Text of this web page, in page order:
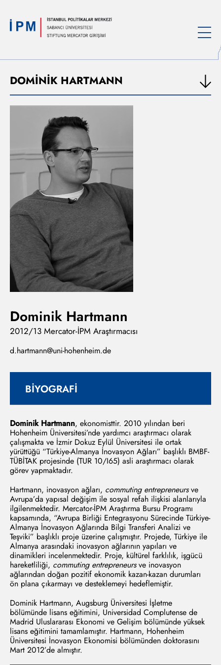
DOMİNİK HARTMANN
Dominik Hartmann
2012/13 Mercator-İPM Araştırmacısı
d.hartmann@uni-hohenheim.de
BİYOGRAFİ
Dominik Hartmann, ekonomisttir. 2010 yılından beri
Hohenheim Üniversitesi’nde yardımcı araştırmacı olarak
çalışmakta ve İzmir Dokuz Eylül Üniversitesi ile ortak
yürüttüğü “Türkiye-Almanya İnovasyon Ağları” başlıklı BMBF-
TÜBİTAK projesinde (TUR 10/I65) asli araştırmacı olarak
görev yapmaktadır.
Hartmann, inovasyon ağları, commuting entrepreneursve
Avrupa’da yapısal değişim ile sosyal refah ilişkisi alanlarıyla
ilgilenmektedir. Mercator-İPM Araştırma Bursu Programı
kapsamında, “Avrupa Birliği Entegrasyonu Sürecinde Türkiye-
Almanya İnovasyon Ağlarında Bilgi Transferi Analizi ve
Teşviki” başlıklı proje üzerine çalışmıştır. Projede, Türkiye ile
Almanya arasındaki inovasyon ağlarının yapıları ve
dinamikleri incelenmektedir. Proje, kültürel farklılık, işgücü
hareketliliği, commuting entrepreneursve inovasyon
ağlarından doğan pozitif ekonomik kazan-kazan durumları
ön plana çıkarmayı ve desteklemeyi hedeflemiştir.
Dominik Hartmann, Augsburg Üniversitesi İşletme
bölümünde lisans eğitimini, Universidad Complutense de
Madrid Uluslararası Ekonomi ve Gelişim bölümünde yüksek
lisans eğitimini tamamlamıştır. Hartmann, Hohenheim
Üniversitesi İnovasyon Ekonomisi bölümünden doktorasını
Mart 2012’de almıştır.